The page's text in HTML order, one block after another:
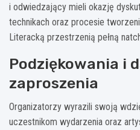
i odwiedzający mieli okazję
technikach oraz procesie
Literacką przestrzenią pełną
Podziękowania i
zaproszenia
Organizatorzy wyrazili swoją
uczestnikom wydarzenia oraz